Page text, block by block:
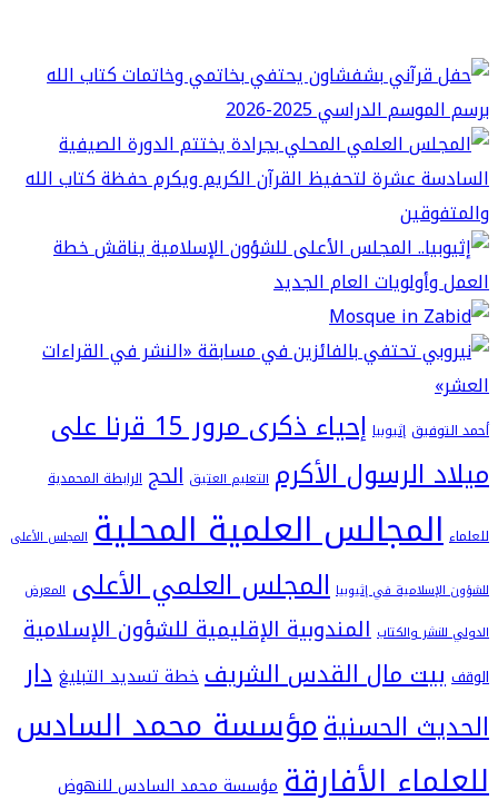
إثيوبيا
إحياء ذكرى مرور 15 قرنا على
الرسول الأكرم التعليم العتيق الحج الرابطة المحمدية
العلمية المحلية المجلس الأعلى
في إثيوبيا المجلس العلمي الأعلى المعرض
والكتاب المندوبية الإقليمية للشؤون الإسلامية
مال القدس الشريفخطة تسديد التبليغدار
الحسنيةمؤسسة محمد السادس
الأفارقةمؤسسة محمد السادس للنهوض